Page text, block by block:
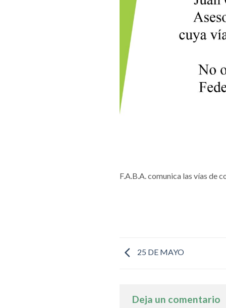
F.A.B.A. comunica las vías de
25 DE MAYO
Deja un comentario